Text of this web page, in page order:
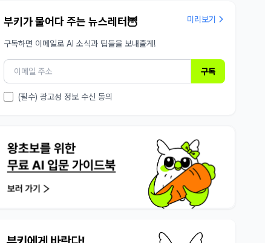
부키가 물어다 주는 뉴스레터🦉 미리보기
구독하면 이메일로 AI 소식과 팁들을 보내줄게!
구독
(필수) 광고성 정보 수신 동의